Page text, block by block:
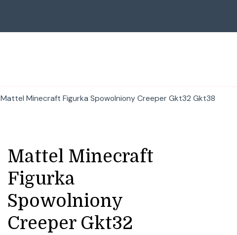
Mattel Minecraft Figurka Spowolniony Creeper Gkt32 Gkt38
Mattel Minecraft
Figurka
Spowolniony
Creeper Gkt32